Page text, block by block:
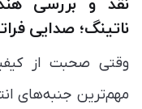
ناتینگ؛ صدایی
وقتی صحبت از
مهم‌ترین جنبه‌های